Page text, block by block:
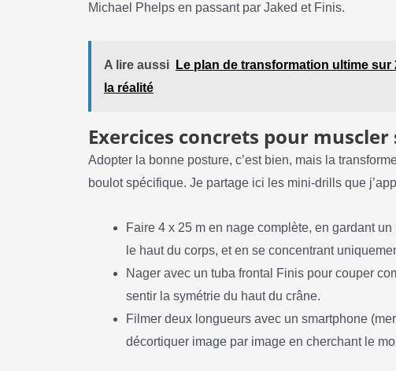
Michael Phelps en passant par Jaked et Finis.
A lire aussi
Le plan de transformation ultime
la réalité
Exercices concrets pour
Adopter la bonne posture, c’est bien, mais la
boulot spécifique. Je partage ici les mini-drills que
Faire 4 x 25 m en nage complète, en gardant
le haut du corps, et en se concentrant
Nager avec un tuba frontal Finis pour couper
sentir la symétrie du haut du crâne.
Filmer deux longueurs avec un smartphone
décortiquer image par image en cherchant le